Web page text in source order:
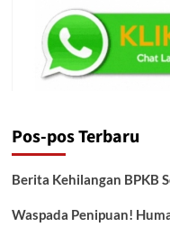
Pos-pos Terbaru
Berita Kehilangan BPKB
Waspada Penipuan!